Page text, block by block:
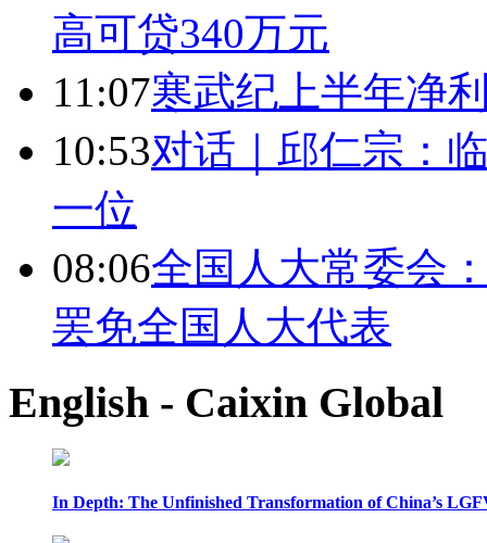
高可贷340万元
11:07寒武纪上半年净
10:53对话｜邱仁宗：
一位
08:06全国人大常委会
罢免全国人大代表
English - Caixin Global
In Depth: The Unfinished Transformation of China’s